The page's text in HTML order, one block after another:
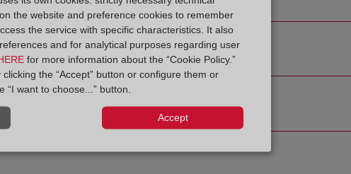
the website and preference cookies to remember
the service with specific characteristics. It also
and for analytical purposes regarding user
for more information about the “Cookie Policy.”
the “Accept” button or configure them or
want to choose...” button.
Accept